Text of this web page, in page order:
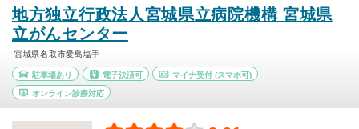
地方独立行政法人宮城県立病院機構 宮城県
立がんセンター
宮城県名取市愛島塩手
駐車場あり 電子決済可 マイナ受付 (スマホ可)
オンライン診療対応